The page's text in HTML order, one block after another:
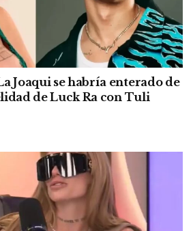
Joaqui se habría enterado de
de Luck Ra con Tuli